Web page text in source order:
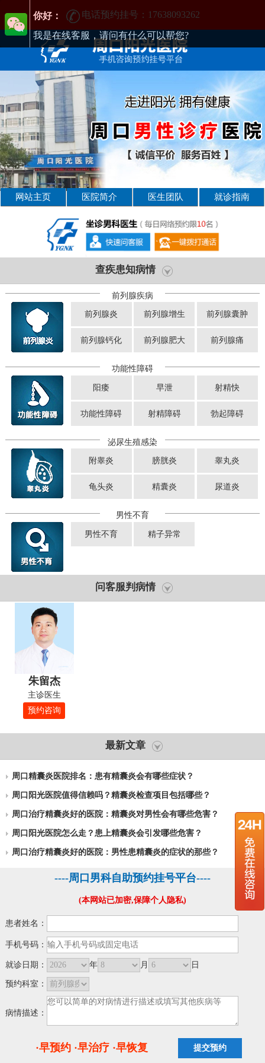
电话预约挂号：17638093262
周口男性疾病哪家医院好-周口2025年男科医院排名-周口男科医院
网站主页 医院简介 医生团队 就诊指南
查疾患知病情
前列腺疾病
前列腺炎 前列腺增生 前列腺囊肿
前列腺钙化 前列腺肥大 前列腺痛
功能性障碍
阳痿 早泄 射精快
功能性障碍 射精障碍 勃起障碍
泌尿生殖感染
附睾炎 膀胱炎 睾丸炎
龟头炎 精囊炎 尿道炎
男性不育
男性不育 精子异常
问客服判病情
朱留杰
主诊医生
预约咨询
最新文章
周口精囊炎医院排名：患有精囊炎会有哪些症状？
周口阳光医院值得信赖吗？精囊炎检查项目包括哪些？
周口治疗精囊炎好的医院：精囊炎对男性会有哪些危害？
周口阳光医院怎么走？患上精囊炎会引发哪些危害？
周口治疗精囊炎好的医院：男性患精囊炎的症状的那些？
----周口男科自助预约挂号平台----
(本网站已加密,保障个人隐私)
患者姓名：
手机号码：
就诊日期： 年 月 日
预约科室：
病情描述：
·早预约 ·早治疗 ·早恢复
你好：
我是在线客服，请问有什么可以帮您?